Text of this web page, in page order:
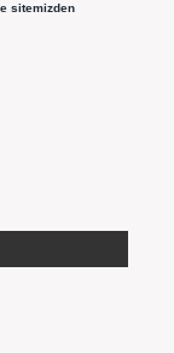
sitemizden